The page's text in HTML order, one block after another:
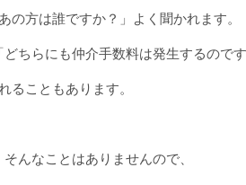
の方は誰ですか？」よく聞かれます。
ちらにも仲介手数料は発生するのです
ることもあります。
んなことはありませんので、